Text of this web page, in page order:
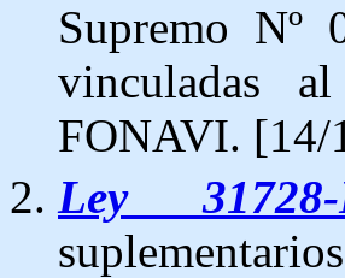
Supremo Nº
vinculadas
FONAVI. [14/
Ley 31728-